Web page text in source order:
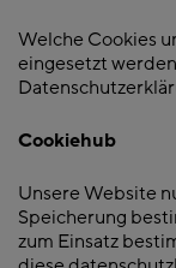
Welche Cookies
eingesetzt
Cookiehub
Unsere Website
Speicherung
zum Einsatz